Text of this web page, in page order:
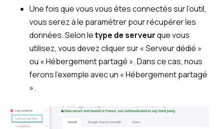
Une fois que vous vous êtes connectés sur l’outil,
vous serez à le paramétrer pour récupérer les
données. Selon letype de serveurque vous
utilisez, vous devez cliquer sur « Serveur dédié »
ou « Hébergement partagé ». Dans ce cas, nous
ferons l’exemple avec un « Hébergement partagé
».